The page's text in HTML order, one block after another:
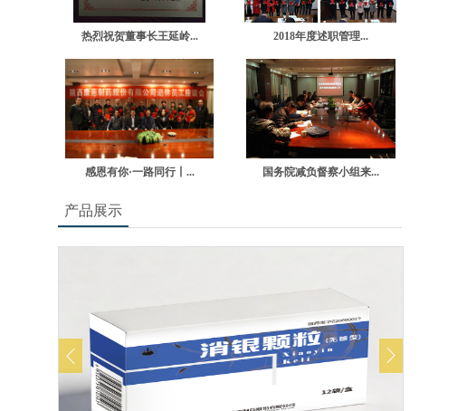
热烈祝贺董事长王延岭... 2018年度述职管理...
感恩有你·一路同行丨... 国务院减负督察小组来...
产品展示